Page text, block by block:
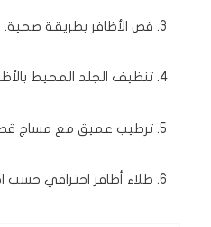
قص الأظافر بطريقة صحية.
تنظيف الجلد المحيط
ترطيب عميق مع مساج
طلاء أظافر احترافي حسب